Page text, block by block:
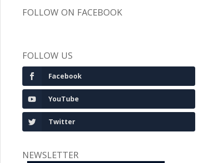
FOLLOW ON FACEBOOK
FOLLOW US
Facebook
YouTube
Twitter
NEWSLETTER